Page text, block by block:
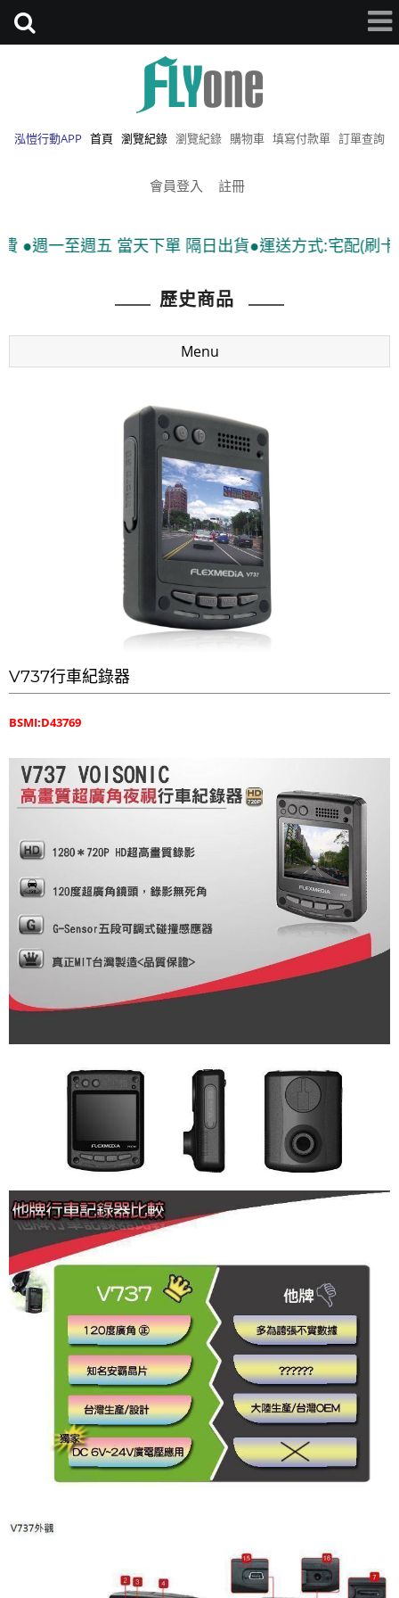
泓愷行動APP 首頁 瀏覽紀錄 瀏覽紀錄 購物車 填寫付款單 訂單查詢
會員登入 註冊
一至週五 當天下單 隔日出貨●運送方式:宅配(刷卡、
歷史商品
Menu
V737行車紀錄器
BSMI:D43769